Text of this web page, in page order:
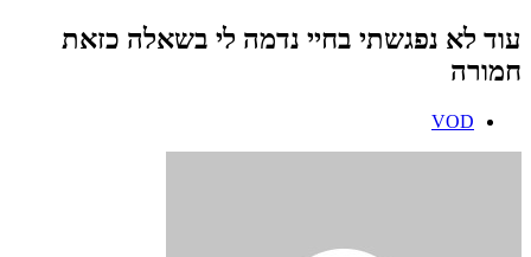
עוד לא נפגשתי בחיי נדמה לי בשאלה כזאת
חמורה
VOD